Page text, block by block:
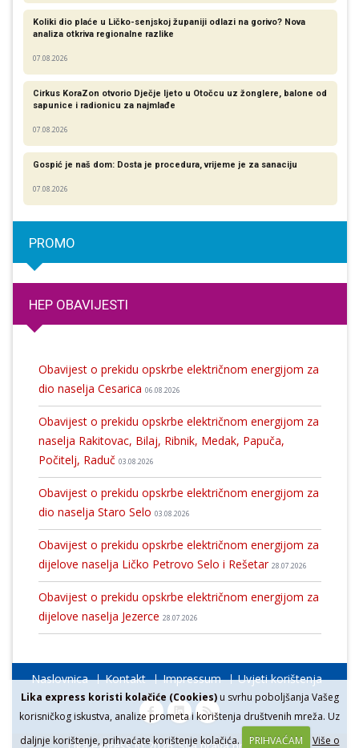
Lika express koristi kolačiće (Cookies)u svrhu poboljšanja Vašeg
korisničkog iskustva, analize prometa i korištenja društvenih mreža. Uz
daljnje korištenje, prihvaćate korištenje kolačića.
PRIHVAĆAM Više o
Koliki dio plaće u Ličko-senjskoj županiji odlazi na gorivo? Nova
analiza otkriva regionalne razlike​
07.08.2026
Cirkus KoraZon otvorio Dječje ljeto u Otočcu uz žonglere, balone od
sapunice i radionicu za najmlađe
07.08.2026
Gospić je naš dom: Dosta je procedura, vrijeme je za sanaciju
07.08.2026
PROMO
HEP OBAVIJESTI
Obavijest o prekidu opskrbe električnom energijom za
dio naselja Cesarica 06.08.2026
Obavijest o prekidu opskrbe električnom energijom za
naselja Rakitovac, Bilaj, Ribnik, Medak, Papuča,
Počitelj, Raduč 03.08.2026
Obavijest o prekidu opskrbe električnom energijom za
dio naselja Staro Selo 03.08.2026
Obavijest o prekidu opskrbe električnom energijom za
dijelove naselja Ličko Petrovo Selo i Rešetar 28.07.2026
Obavijest o prekidu opskrbe električnom energijom za
dijelove naselja Jezerce 28.07.2026
Naslovnica Kontakt Impressum Uvjeti korištenja